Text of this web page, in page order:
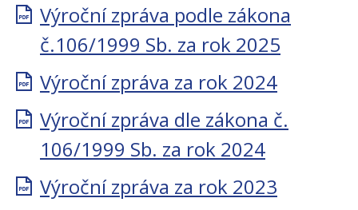
Výroční zpráva podle zákona
č.106/1999 Sb. za rok 2025
Výroční zpráva za rok 2024
Výroční zpráva dle zákona č.
106/1999 Sb. za rok 2024
Výroční zpráva za rok 2023